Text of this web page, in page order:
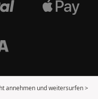
annehmen und weitersurfen >